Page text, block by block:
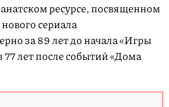
ресурсе, посвященном
сериала
за 89 лет до начала «Игры
77 лет после событий «Дома